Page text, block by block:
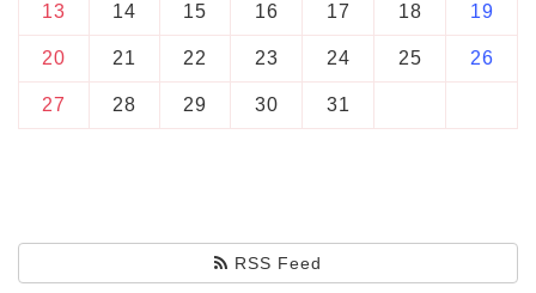
13 14 15 16 17 18 19
20 21 22 23 24 25 26
27 28 29 30 31
RSS Feed